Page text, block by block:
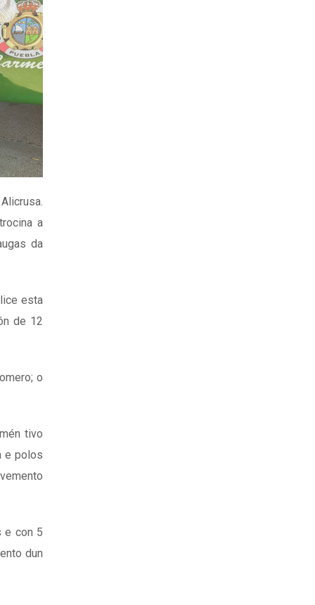
a
da
esta
de 12
o
tivo
e polos
e con 5
dun